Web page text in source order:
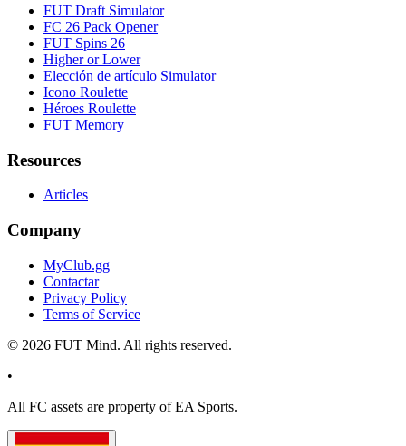
FUT Draft Simulator
FC 26 Pack Opener
FUT Spins 26
Higher or Lower
Elección de artículo Simulator
Icono Roulette
Héroes Roulette
FUT Memory
Resources
Articles
Company
MyClub.gg
Contactar
Privacy Policy
Terms of Service
© 2026 FUT Mind. All rights reserved.
•
All FC assets are property of EA Sports.